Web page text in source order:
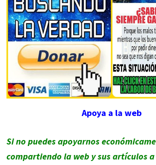
Apoya a la web
Si no puedes apoyarnos
compartiendo la web y sus artículos